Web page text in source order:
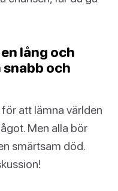
lång och
och
att lämna världen
Men alla bör
smärtsam död.